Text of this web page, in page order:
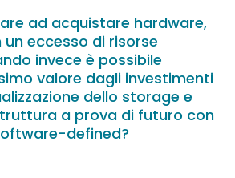
ad acquistare hardware,
eccesso di risorse
invece è possibile
valore dagli investimenti
dello storage e
a prova di futuro con
defined?